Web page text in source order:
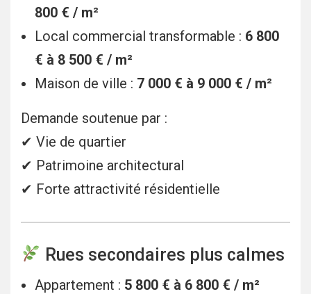
800 € / m²
Local commercial transformable : 6 800
€ à 8 500 € / m²
Maison de ville : 7 000 € à 9 000 € / m²
Demande soutenue par :
✔ Vie de quartier
✔ Patrimoine architectural
✔ Forte attractivité résidentielle
Rues secondaires plus calmes
Appartement : 5 800 € à 6 800 € / m²